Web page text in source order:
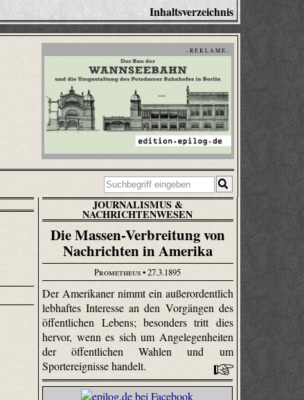
Inhaltsverzeichnis
- R E K L A M E -
JOURNALISMUS &
NACHRICHTENWESEN
Die Massen-Verbreitung von
Nachrichten in Amerika
Prometheus• 27.3.1895
Der Amerikaner nimmt ein außerordentlich
lebhaftes Interesse an den Vorgängen des
öffentlichen Lebens; besonders tritt dies
hervor, wenn es sich um Angelegenheiten
der öffentlichen Wahlen und um
Sportereignisse handelt.